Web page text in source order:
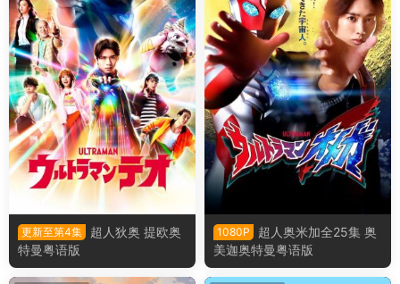
更新至第4集
超人狄奥 提欧奥
特曼粤语版
1080P
超人奥米加全25集 奥
美迦奥特曼粤语版